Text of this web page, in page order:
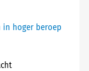
in hoger beroep